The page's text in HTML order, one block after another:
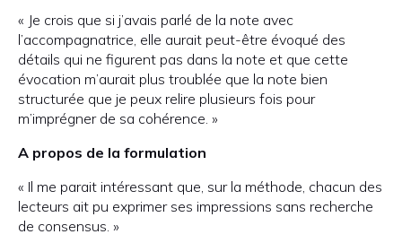
« Je crois que si j’avais parlé de la note avec
l’accompagnatrice, elle aurait peut-être évoqué des
détails qui ne figurent pas dans la note et que cette
évocation m’aurait plus troublée que la note bien
structurée que je peux relire plusieurs fois pour
m’imprégner de sa cohérence. »
A propos de la formulation
« Il me parait intéressant que, sur la méthode, chacun des
lecteurs ait pu exprimer ses impressions sans recherche
de consensus. »